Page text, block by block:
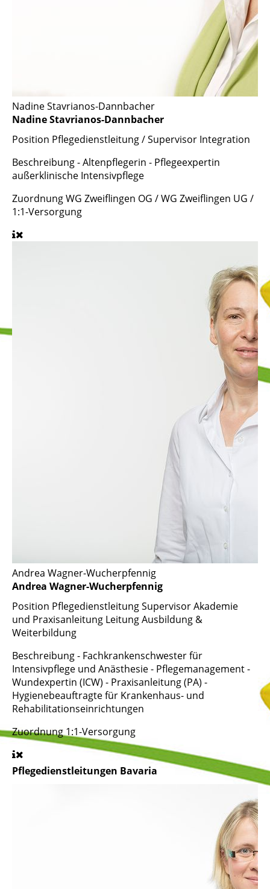
Nadine Stavrianos-Dannbacher
Nadine Stavrianos-Dannbacher
Position Pflegedienstleitung / Supervisor Integration
Beschreibung- Altenpflegerin - Pflegeexpertin
außerklinische Intensivpflege
ZuordnungWG Zweiflingen OG / WG Zweiflingen UG /
1:1-Versorgung
Andrea Wagner-Wucherpfennig
Andrea Wagner-Wucherpfennig
Position Pflegedienstleitung Supervisor Akademie
und Praxisanleitung Leitung Ausbildung &
Weiterbildung
Beschreibung- Fachkrankenschwester für
Intensivpflege und Anästhesie - Pflegemanagement -
Wundexpertin (ICW) - Praxisanleitung (PA) -
Hygienebeauftragte für Krankenhaus- und
Rehabilitationseinrichtungen
Zuordnung1:1-Versorgung
Pflegedienstleitungen Bavaria